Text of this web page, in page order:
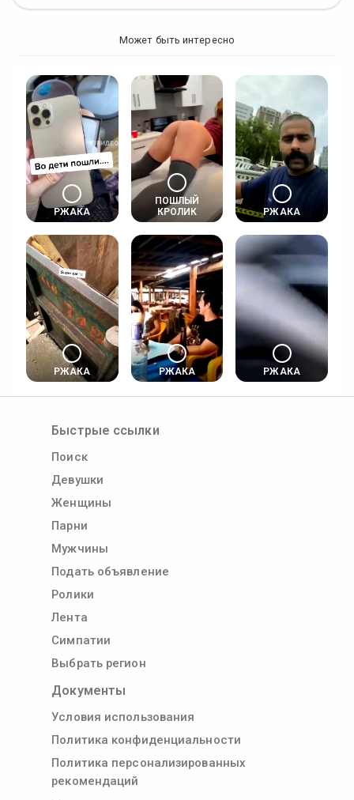
Может быть интересно
РЖАКА
ПОШЛЫЙ
КРОЛИК
РЖАКА
РЖАКА РЖАКА РЖАКА
Быстрые ссылки
Поиск
Девушки
Женщины
Парни
Мужчины
Подать объявление
Ролики
Лента
Симпатии
Выбрать регион
Документы
Условия использования
Политика конфиденциальности
Политика персонализированных
рекомендаций